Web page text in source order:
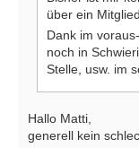
über ein
Dank im
noch in
Stelle, usw. im
Hallo Matti,
generell kein